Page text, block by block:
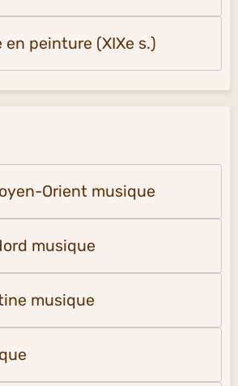
en peinture (XIXe s.)
Orient musique
musique
musique